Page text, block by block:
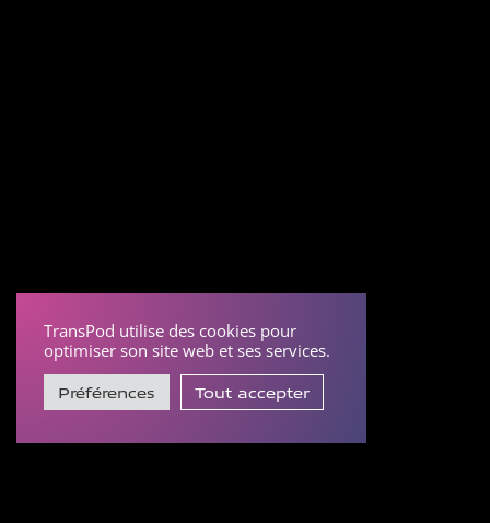
TransPod utilise des cookies pour
optimiser son site web et ses services.
Préférences Tout accepter